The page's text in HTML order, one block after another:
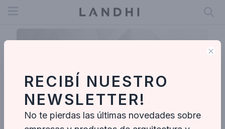
Open menu
RECIBÍ NUESTRO
NEWSLETTER!
No te pierdas las últimas novedades sobre